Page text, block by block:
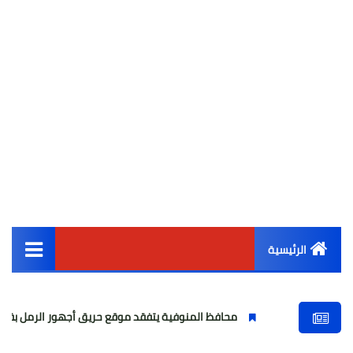
الرئيسية
أخبار مصر
محافظ المنوفية يتفقد موقع حريق أجهور الرمل بقويسنا